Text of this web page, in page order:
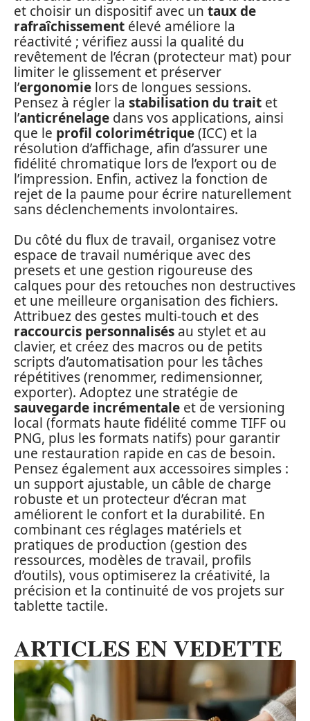
et choisir un dispositif avec un taux de
rafraîchissement élevé améliore la
réactivité ; vérifiez aussi la qualité du
revêtement de l’écran (protecteur mat) pour
limiter le glissement et préserver
l’ergonomie lors de longues sessions.
Pensez à régler la stabilisation du trait et
l’anticrénelage dans vos applications, ainsi
que le profil colorimétrique(ICC) et la
résolution d’affichage, afin d’assurer une
fidélité chromatique lors de l’export ou de
l’impression. Enfin, activez la fonction de
rejet de la paume pour écrire naturellement
sans déclenchements involontaires.
Du côté du flux de travail, organisez votre
espace de travail numérique avec des
presets et une gestion rigoureuse des
calques pour des retouches non destructives
et une meilleure organisation des fichiers.
Attribuez des gestes multi-touch et des
raccourcis personnalisés au stylet et au
clavier, et créez des macros ou de petits
scripts d’automatisation pour les tâches
répétitives (renommer, redimensionner,
exporter). Adoptez une stratégie de
sauvegarde incrémentale et de versioning
local (formats haute fidélité comme TIFF ou
PNG, plus les formats natifs) pour garantir
une restauration rapide en cas de besoin.
Pensez également aux accessoires simples :
un support ajustable, un câble de charge
robuste et un protecteur d’écran mat
améliorent le confort et la durabilité. En
combinant ces réglages matériels et
pratiques de production (gestion des
ressources, modèles de travail, profils
d’outils), vous optimiserez la créativité, la
précision et la continuité de vos projets sur
tablette tactile.
ARTICLES EN VEDETTE